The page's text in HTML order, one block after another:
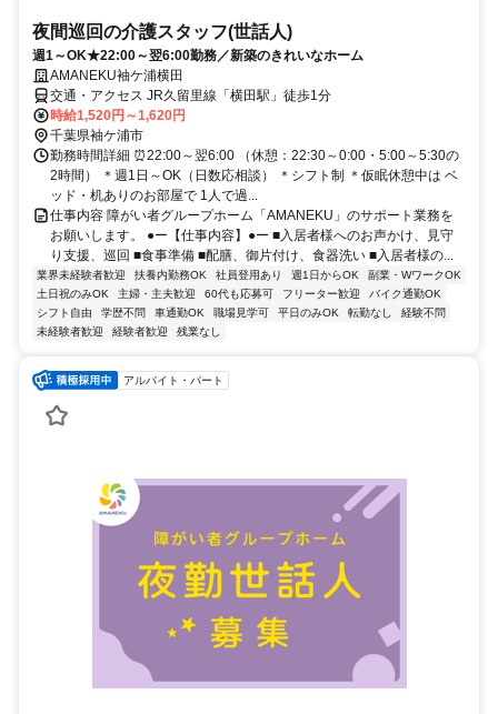
夜間巡回の介護スタッフ(世話人)
週1～OK★22:00～翌6:00勤務／新築のきれいなホーム
AMANEKU袖ケ浦横田
交通・アクセス JR久留里線「横田駅」徒歩1分
時給1,520円～1,620円
千葉県袖ケ浦市
勤務時間詳細 ⏰22:00～翌6:00 （休憩：22:30～0:00・5:00～5:30の
2時間） ＊週1日～OK（日数応相談） ＊シフト制 ＊仮眠休憩中は ベ
ッド・机ありのお部屋で 1人で過...
仕事内容 障がい者グループホーム「AMANEKU」のサポート業務を
お願いします。 ●ー【仕事内容】●ー ■入居者様へのお声かけ、見守
り支援、巡回 ■食事準備 ■配膳、御片付け、食器洗い ■入居者様の...
業界未経験者歓迎 扶養内勤務OK 社員登用あり 週1日からOK
副業・WワークOK
土日祝のみOK
主婦・主夫歓迎 60代も応募可 フリーター歓迎
バイク通勤OK
シフト自由
学歴不問 車通勤OK 職場見学可 平日のみOK 転勤なし
経験不問
未経験者歓迎
経験者歓迎 残業なし
アルバイト・パート